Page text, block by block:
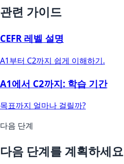
관련 가이드
CEFR 레벨 설명
A1부터 C2까지 쉽게 이해하기.
A1에서 C2까지: 학습 기간
목표까지 얼마나 걸릴까?
다음 단계
다음 단계를 계획하세요